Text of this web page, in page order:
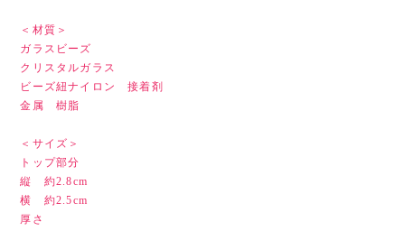
＜材質＞
ガラスビーズ
クリスタルガラス
ビーズ紐ナイロン 接着剤
金属 樹脂
＜サイズ＞
トップ部分
縦 約2.8cm
横 約2.5cm
厚さ